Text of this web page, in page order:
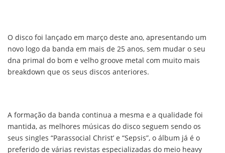
O disco foi lançado em março deste ano, apresentando um
novo logo da banda em mais de 25 anos, sem mudar o seu
dna primal do bom e velho groove metal com muito mais
breakdown que os seus discos anteriores.
A formação da banda continua a mesma e a qualidade foi
mantida, as melhores músicas do disco seguem sendo os
seus singles “Parassocial Christ’ e “Sepsis”, o álbum já é o
preferido de várias revistas especializadas do meio heavy